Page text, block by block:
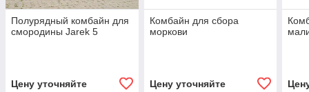
Полурядный комбайн для
смородины Jarek 5
Цену уточняйте
Комбайн для сбора
моркови
Цену уточняйте